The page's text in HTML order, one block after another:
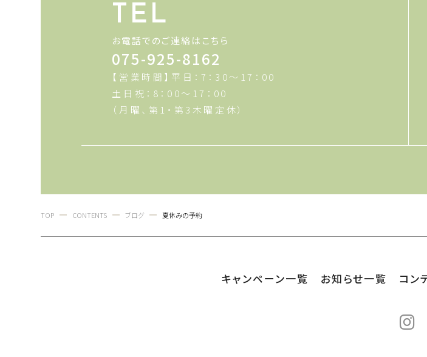
TEL
お電話でのご連絡はこちら
075-925-8162
【営業時間】平日：7：30～17：00
土日祝：8：00～17：00
（月曜、第1・第3木曜定休）
TOP CONTENTS ブログ 夏休みの予約
キャンペーン一覧 お知らせ一覧 コン